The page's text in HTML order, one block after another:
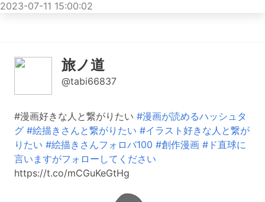
2023-07-11 15:00:02
旅ノ道
@tabi66837
#漫画好きな人と繋がりたい #漫画が読めるハッシュタ
グ #絵描きさんと繋がりたい #イラスト好きな人と繋が
りたい #絵描きさんフォロバ100 #創作漫画 #ド直球に
言いますがフォローしてください
https://t.co/mCGuKeGtHg